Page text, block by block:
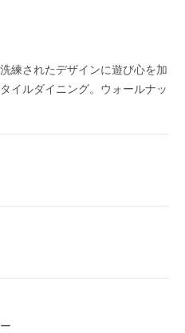
練されたデザインに遊び心を加
イルダイニング。ウォールナッ